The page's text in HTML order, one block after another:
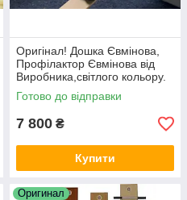
Оригінал! Дошка Євмінова,
Профілактор Євмінова від
Виробника,світлого кольору.
Тренажер для хребта
Готово до відправки
7 800 ₴
Купити
Оригинал